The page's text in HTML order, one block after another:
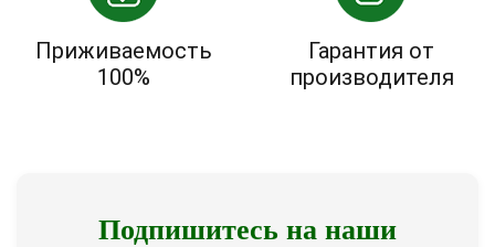
Приживаемость
100%
Гарантия от
производителя
Подпишитесь на наши